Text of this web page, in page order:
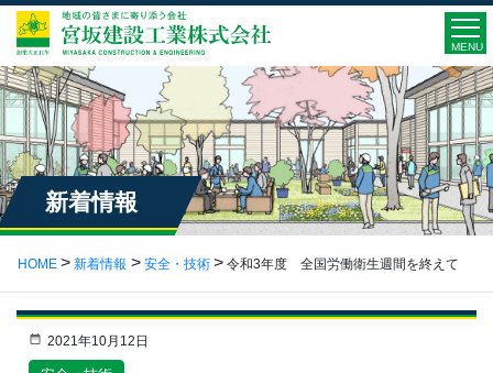
MENU
新着情報
HOME 新着情報 安全・技術 令和3年度 全国労働衛生週間を終えて
2021年10月12日